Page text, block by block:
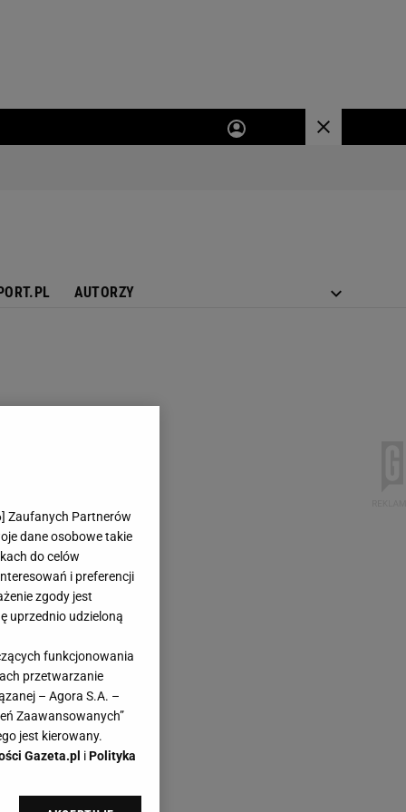
AUTORZY
] Zaufanych Partnerów
dane osobowe takie
do celów
i preferencji
zgody jest
uprzednio udzieloną
funkcjonowania
przetwarzanie
– Agora S.A. –
Zaawansowanych”
jest kierowany.
Gazeta.pl iPolityka